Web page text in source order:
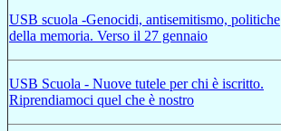
USB scuola -Genocidi, antisemitismo, politiche
della memoria. Verso il 27 gennaio
USB Scuola - Nuove tutele per chi è iscritto.
Riprendiamoci quel che è nostro